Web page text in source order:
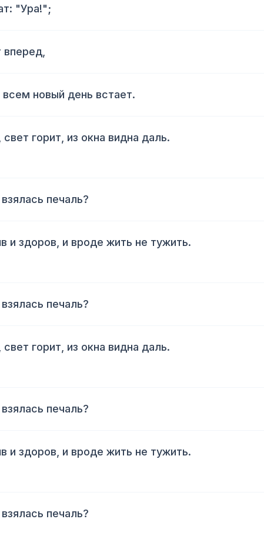
"Ура!";
вперед,
новый день встает.
горит, из окна видна даль.
печаль?
и здоров, и вроде жить не тужить.
печаль?
горит, из окна видна даль.
печаль?
и здоров, и вроде жить не тужить.
печаль?